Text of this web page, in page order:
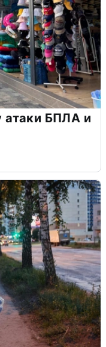
атаки БПЛА и